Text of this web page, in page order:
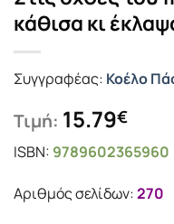
κάθισα κι
Συγγραφέας: Κοέλο
Τιμή: 15.79€
ISBN: 9789602365960
Αριθμός σελίδων:270